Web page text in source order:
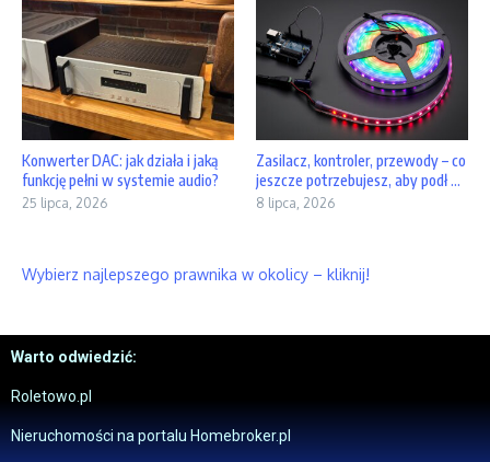
Konwerter DAC: jak działa i jaką
funkcję pełni w systemie audio?
25 lipca, 2026
Zasilacz, kontroler, przewody – co
jeszcze potrzebujesz, aby podł ...
8 lipca, 2026
Wybierz najlepszego prawnika w okolicy – kliknij!
Warto odwiedzić:
Roletowo.pl
Nieruchomości na portalu Homebroker.pl